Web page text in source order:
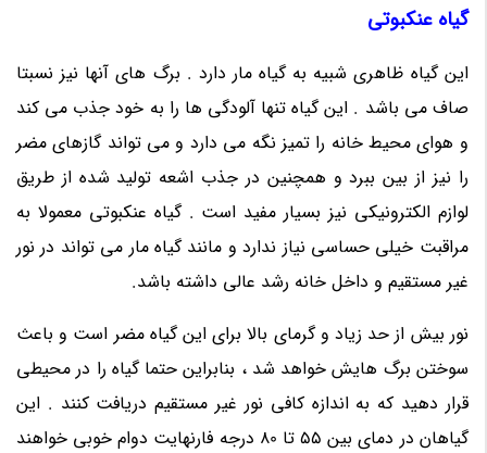
گیاه عنکبوتی
این گیاه ظاهری شبیه به گیاه مار دارد . برگ های آنها نیز نسبتا
صاف می باشد . این گیاه تنها آلودگی ها را به خود جذب می کند
و هوای محیط خانه را تمیز نگه می دارد و می تواند گازهای مضر
را نیز از بین ببرد و همچنین در جذب اشعه تولید شده از طریق
لوازم الکترونیکی نیز بسیار مفید است . گیاه عنکبوتی معمولا به
مراقبت خیلی حساسی نیاز ندارد و مانند گیاه مار می تواند در نور
غیر مستقیم و داخل خانه رشد عالی داشته باشد.
نور بیش از حد زیاد و گرمای بالا برای این گیاه مضر است و باعث
سوختن برگ هایش خواهد شد ، بنابراین حتما گیاه را در محیطی
قرار دهید که به اندازه کافی نور غیر مستقیم دریافت کنند . این
گیاهان در دمای بین 55 تا 80 درجه فارنهایت دوام خوبی خواهند